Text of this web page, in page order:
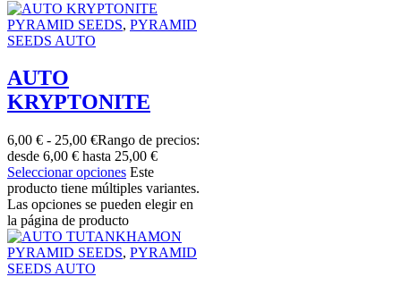
PYRAMID SEEDS, PYRAMID
SEEDS AUTO
AUTO
KRYPTONITE
6,00 € - 25,00 €Rango de precios:
desde 6,00 € hasta 25,00 €
Seleccionar opciones Este
producto tiene múltiples variantes.
Las opciones se pueden elegir en
la página de producto
PYRAMID SEEDS, PYRAMID
SEEDS AUTO